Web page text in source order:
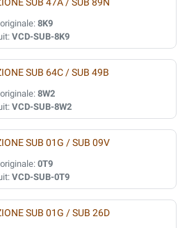
SUB 47A / SUB 89N
8K9
VCD-SUB-8K9
SUB 64C / SUB 49B
8W2
VCD-SUB-8W2
SUB 01G / SUB 09V
0T9
VCD-SUB-0T9
SUB 01G / SUB 26D